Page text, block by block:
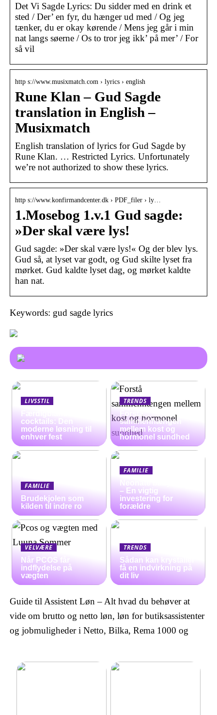
Det Vi Sagde Lyrics: Du sidder med en drink et
sted / Der’ en fyr, du hænger ud med / Og jeg
tænker, du er okay kørende / Mens jeg går i min
nat langs søerne / Os to tror jeg ikk’ på mer’ / For
så vil
http s://www.musixmatch.com › lyrics › english
Rune Klan – Gud Sagde
translation in English –
Musixmatch
English translation of lyrics for Gud Sagde by
Rune Klan. … Restricted Lyrics. Unfortunately
we’re not authorized to show these lyrics.
http s://www.konfirmandcenter.dk › PDF_filer › ly…
1.Mosebog 1.v.1 Gud sagde:
»Der skal være lys!
Gud sagde: »Der skal være lys!« Og der blev lys.
Gud så, at lyset var godt, og Gud skilte lyset fra
mørket. Gud kaldte lyset dag, og mørket kaldte
han nat.
Keywords: gud sagde lyrics
LIVSSTIL
Færdigblandede
cocktails: Den
moderne løsning til
enhver fest
TRENDS
Forstå
sammenhængen
mellem kost og
hormonel sundhed
FAMILIE
Brudekjolen som
kilden til indre ro
FAMILIE
Neonate babyalarm
– En vigtig
investering for
forældre
VELVÆRE
Når PCOS får
indflydelse på
vægten
TRENDS
Sådan kan krystaller
få en indvirkning på
dit liv
Guide til Assistent Løn – Alt hvad du behøver at
vide om brutto og netto løn, løn for butiksassistenter
og jobmuligheder i Netto, Bilka, Rema 1000 og